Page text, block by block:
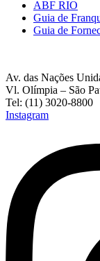
ABF RIO
Guia de
Guia de
Av. das Nações
Vl. Olímpia – São
Tel: (11) 3020-8800
Instagram